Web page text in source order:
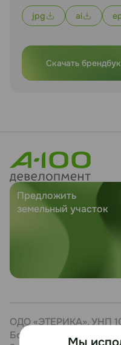
jpg ai
Скачать брендбук
Предложить
земельный участок
ОДО «ЭТЕРИКА», УНП
Боровая, 7, каб. 27